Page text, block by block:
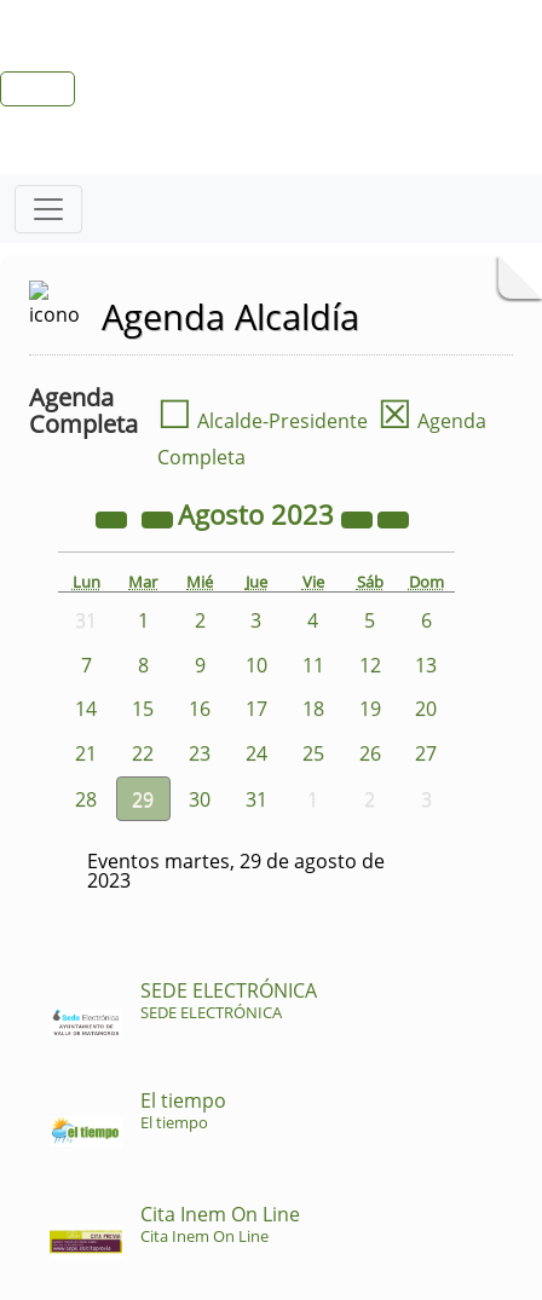
Agenda Alcaldía
Agenda
Completa
☐ Alcalde-Presidente ☒ Agenda
Completa
Agosto 2023
Lun Mar Mié Jue Vie Sáb Dom
31 1 2 3 4 5
6
7
8 9 10 11 12
13
14
15 16 17 18 19
20
21
22 23 24 25 26
27
28
29 30 31 1 2 3
Eventos martes, 29 de agosto de
2023
SEDE ELECTRÓNICA
SEDE ELECTRÓNICA
El tiempo
El tiempo
Cita Inem On Line
Cita Inem On Line